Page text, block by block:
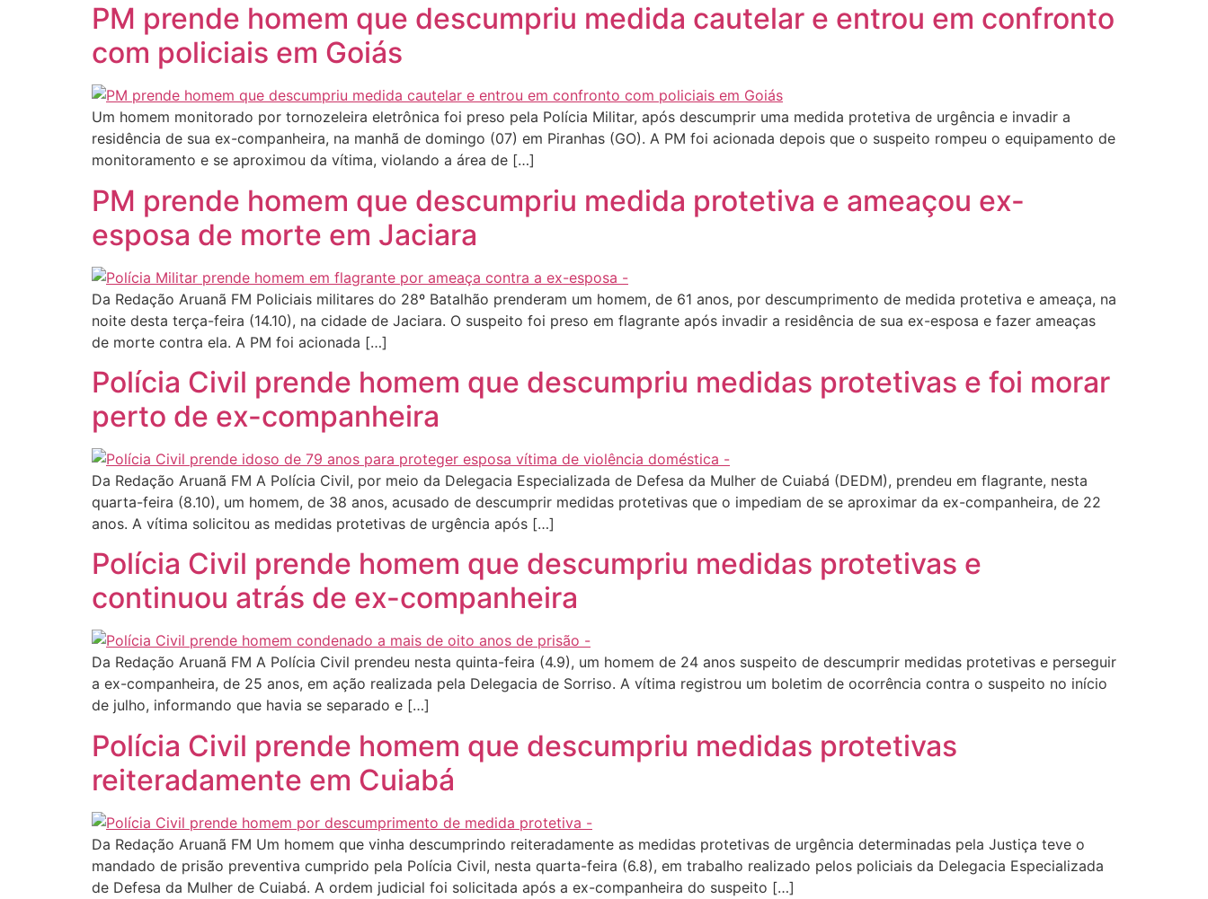
PM prende homem que descumpriu medida cautelar e entrou em confronto
com policiais em Goiás
Um homem monitorado por tornozeleira eletrônica foi preso pela Polícia Militar, após descumprir uma medida protetiva de urgência e invadir a
residência de sua ex-companheira, na manhã de domingo (07) em Piranhas (GO). A PM foi acionada depois que o suspeito rompeu o equipamento de
monitoramento e se aproximou da vítima, violando a área de […]
PM prende homem que descumpriu medida protetiva e ameaçou ex-
esposa de morte em Jaciara
Da Redação Aruanã FM Policiais militares do 28º Batalhão prenderam um homem, de 61 anos, por descumprimento de medida protetiva e ameaça, na
noite desta terça-feira (14.10), na cidade de Jaciara. O suspeito foi preso em flagrante após invadir a residência de sua ex-esposa e fazer ameaças
de morte contra ela. A PM foi acionada […]
Polícia Civil prende homem que descumpriu medidas protetivas e foi morar
perto de ex-companheira
Da Redação Aruanã FM A Polícia Civil, por meio da Delegacia Especializada de Defesa da Mulher de Cuiabá (DEDM), prendeu em flagrante, nesta
quarta-feira (8.10), um homem, de 38 anos, acusado de descumprir medidas protetivas que o impediam de se aproximar da ex-companheira, de 22
anos. A vítima solicitou as medidas protetivas de urgência após […]
Polícia Civil prende homem que descumpriu medidas protetivas e
continuou atrás de ex-companheira
Da Redação Aruanã FM A Polícia Civil prendeu nesta quinta-feira (4.9), um homem de 24 anos suspeito de descumprir medidas protetivas e perseguir
a ex-companheira, de 25 anos, em ação realizada pela Delegacia de Sorriso. A vítima registrou um boletim de ocorrência contra o suspeito no início
de julho, informando que havia se separado e […]
Polícia Civil prende homem que descumpriu medidas protetivas
reiteradamente em Cuiabá
Da Redação Aruanã FM Um homem que vinha descumprindo reiteradamente as medidas protetivas de urgência determinadas pela Justiça teve o
mandado de prisão preventiva cumprido pela Polícia Civil, nesta quarta-feira (6.8), em trabalho realizado pelos policiais da Delegacia Especializada
de Defesa da Mulher de Cuiabá. A ordem judicial foi solicitada após a ex-companheira do suspeito […]